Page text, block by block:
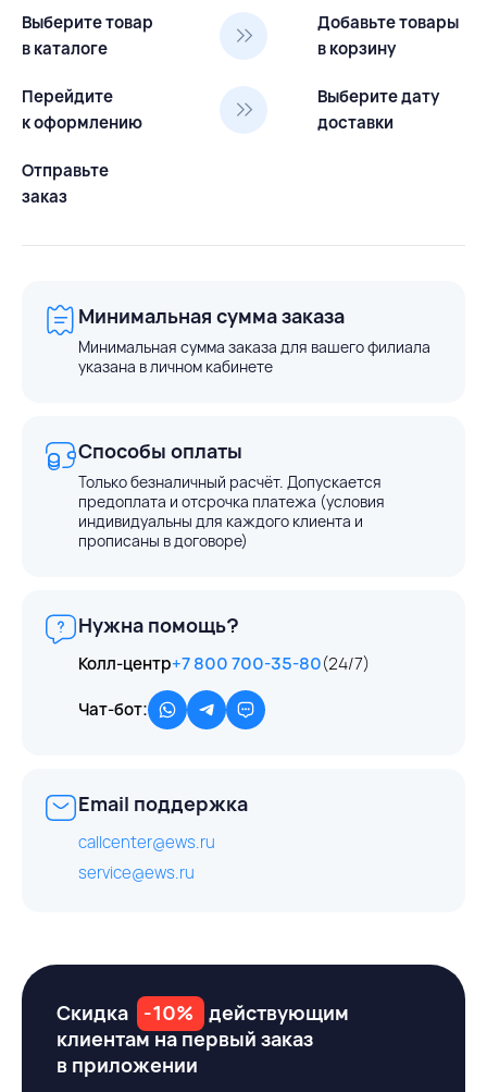
Выберите товар
в каталоге
Добавьте товары
в корзину
Перейдите
к оформлению
Выберите дату
доставки
Отправьте
заказ
Минимальная сумма заказа
Минимальная сумма заказа для вашего филиала
указана в личном кабинете
Способы оплаты
Только безналичный расчёт. Допускается
предоплата и отсрочка платежа (условия
индивидуальны для каждого клиента и
прописаны в договоре)
Нужна помощь?
Колл-центр+7 800 700-35-80(24/7)
Чат-бот:
Email поддержка
callcenter@ews.ru
service@ews.ru
Скидка -10%
действующим
клиентам на первый заказ
в приложении